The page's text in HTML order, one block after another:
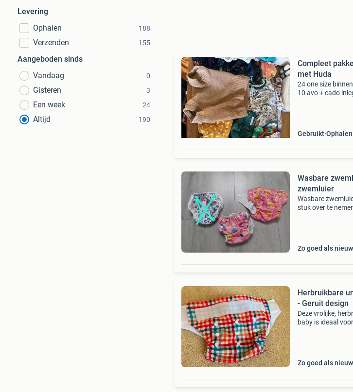
Levering
Ophalen
188
Verzenden 155
Aangeboden sinds
Vandaag
0
Gisteren 3
Een week 24
Altijd 190
Compleet
met Huda
24 one size
10 avo + cado
Gebruikt
Wasbare
zwemluier
Wasbare
stuk over te
Zo goed als nieuw
Herbruikbare
- Geruit design
Deze vrolijke,
baby is ideaal
Zo goed als nieuw